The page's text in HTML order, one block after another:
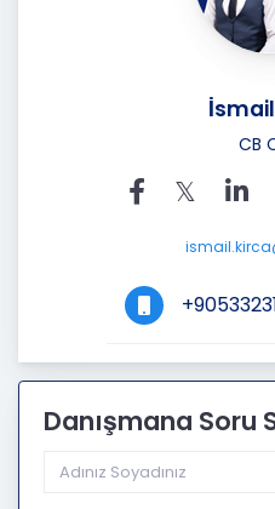
İsmail
CB
Danışmana Soru